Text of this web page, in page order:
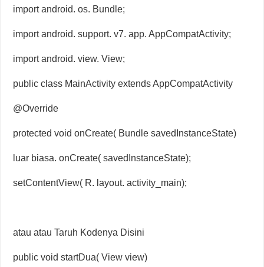
import android. os. Bundle;
import android. support. v7. app. AppCompatActivity;
import android. view. View;
public class MainActivity extends AppCompatActivity
@Override
protected void onCreate( Bundle savedInstanceState)
luar biasa. onCreate( savedInstanceState);
setContentView( R. layout. activity_main);
atau atau Taruh Kodenya Disini
public void startDua( View view)